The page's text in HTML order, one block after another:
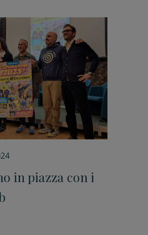
in piazza con i